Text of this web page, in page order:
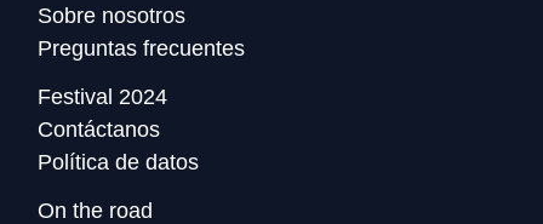
Sobre nosotros
Preguntas frecuentes
Festival 2024
Contáctanos
Política de datos
On the road